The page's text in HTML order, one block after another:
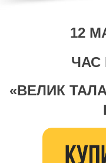
12
ЧАС
«ВЕЛИК